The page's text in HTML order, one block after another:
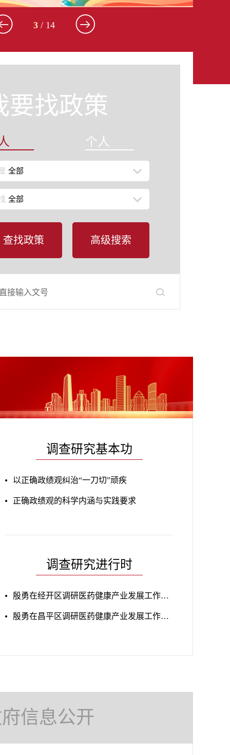
4 / 14
要找政策
个人
全部
全部
查找政策 高级搜索
调查研究基本功
以正确政绩观纠治“一刀切”顽疾
正确政绩观的科学内涵与实践要求
调查研究进行时
殷勇在经开区调研医药健康产业发展工作时强调 持续完善产业支持政策 提升医药健康产业发展能级
殷勇在昌平区调研医药健康产业发展工作时强调 强化原始创新加快成果转化打造医药健康产业发展高地
信息公开